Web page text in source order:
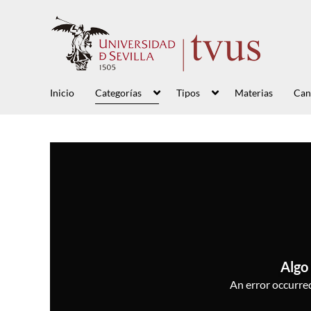
Inicio Categorías Tipos Materias
Algo
An error